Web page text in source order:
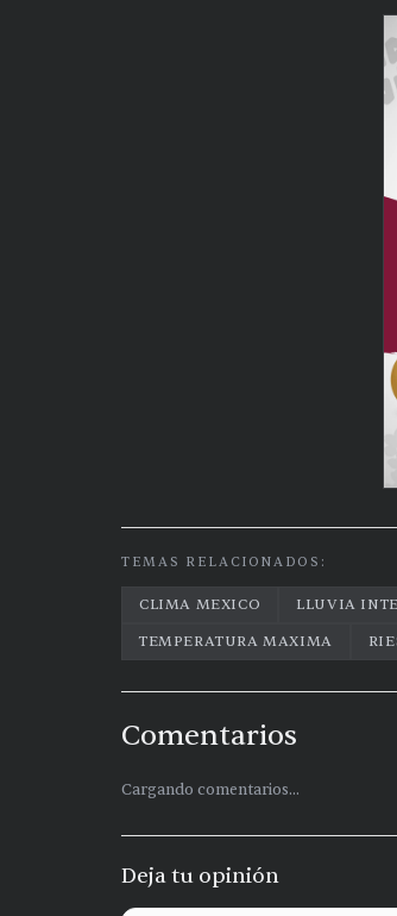
TEMAS RELACIONADOS:
CLIMA MEXICO LLUVIA
TEMPERATURA MAXIMA
Comentarios
Cargando comentarios...
Deja tu opinión